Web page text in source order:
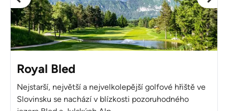
Royal Bled
Nejstarší, největší a nejvelkolepější golfové hřiště ve
Slovinsku se nachází v blízkosti pozoruhodného